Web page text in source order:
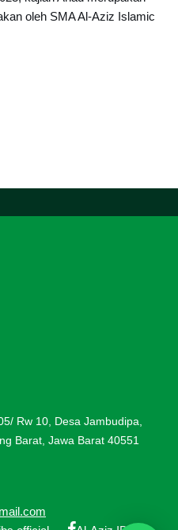
oleh SMA Al-Aziz Islamic
Rw 10, Desa Jambudipa,
Barat, Jawa Barat 40551